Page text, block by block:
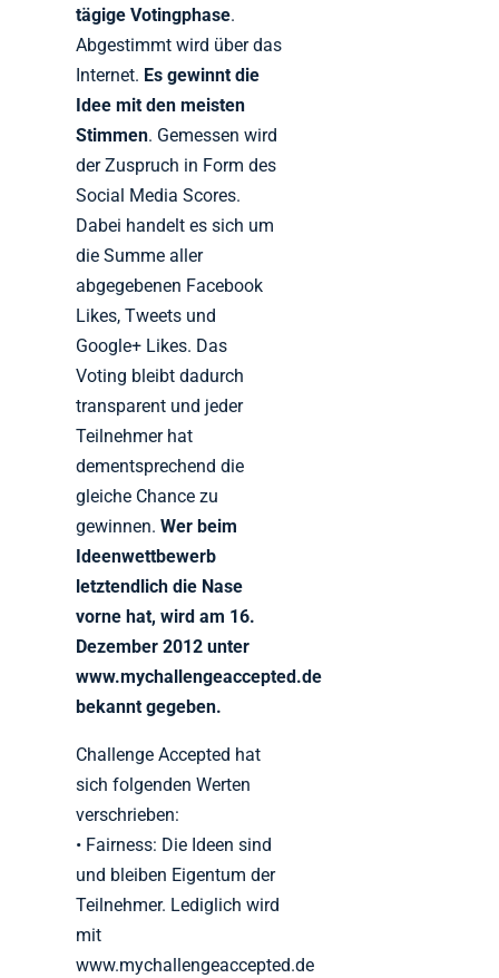
tägige Votingphase.
Abgestimmt wird über das
Internet. Es gewinnt die
Idee mit den meisten
Stimmen. Gemessen wird
der Zuspruch in Form des
Social Media Scores.
Dabei handelt es sich um
die Summe aller
abgegebenen Facebook
Likes, Tweets und
Google+ Likes. Das
Voting bleibt dadurch
transparent und jeder
Teilnehmer hat
dementsprechend die
gleiche Chance zu
gewinnen.Wer beim
Ideenwettbewerb
letztendlich die Nase
vorne hat, wird am 16.
Dezember 2012 unter
www.mychallengeaccepted.de
bekannt gegeben.
Challenge Accepted hat
sich folgenden Werten
verschrieben:
• Fairness: Die Ideen sind
und bleiben Eigentum der
Teilnehmer. Lediglich wird
mit
www.mychallengeaccepted.de